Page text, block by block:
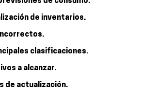
de inventarios.
clasificaciones.
a alcanzar.
de actualización.